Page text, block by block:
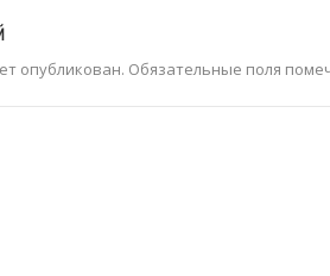
опубликован. Обязательные поля